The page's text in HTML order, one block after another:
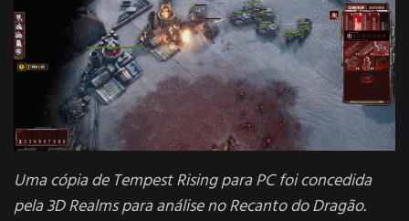
Uma cópia de Tempest Rising para PC foi concedida
pela 3D Realms para análise no Recanto do Dragão.